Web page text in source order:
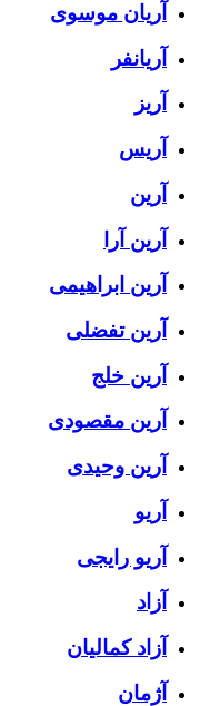
آریان موسوی
آریانفر
آریز
آریس
آرین
آرین آرا
آرین ابراهیمی
آرین تفضلی
آرین خلج
آرین مقصودی
آرین وحیدی
آریو
آریو رایجی
آزاد
آزاد کمالیان
آژمان